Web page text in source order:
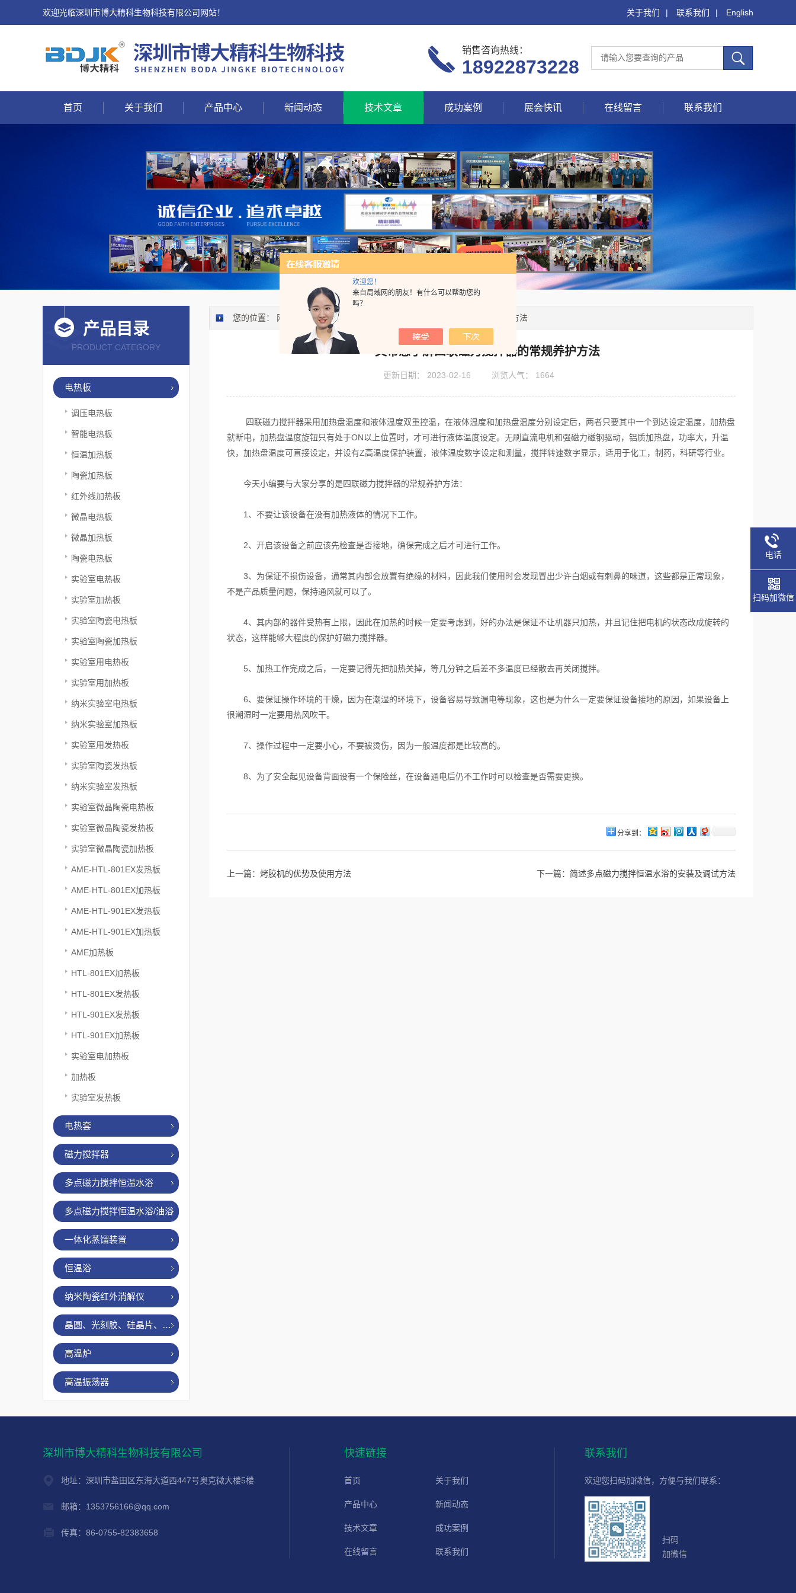
欢迎您！
来自局域网的朋友！有什么可以帮助您的
吗？
欢迎光临深圳市博大精科生物科技有限公司网站！ 关于我们 | 联系我们 | English
销售咨询热线：
18922873228
首页 关于我们 产品中心 新闻动态 技术文章 成功案例 展会快讯 在线留言 联系我们
产品目录
PRODUCT CATEGORY
电热板
调压电热板
智能电热板
恒温加热板
陶瓷加热板
红外线加热板
微晶电热板
微晶加热板
陶瓷电热板
实验室电热板
实验室加热板
实验室陶瓷电热板
实验室陶瓷加热板
实验室用电热板
实验室用加热板
纳米实验室电热板
纳米实验室加热板
实验室用发热板
实验室陶瓷发热板
纳米实验室发热板
实验室微晶陶瓷电热板
实验室微晶陶瓷发热板
实验室微晶陶瓷加热板
AME-HTL-801EX发热板
AME-HTL-801EX加热板
AME-HTL-901EX发热板
AME-HTL-901EX加热板
AME加热板
HTL-801EX加热板
HTL-801EX发热板
HTL-901EX发热板
HTL-901EX加热板
实验室电加热板
加热板
实验室发热板
电热套
磁力搅拌器
多点磁力搅拌恒温水浴
多点磁力搅拌恒温水浴/油浴
一体化蒸馏装置
恒温浴
纳米陶瓷红外消解仪
晶圆、光刻胶、硅晶片、烤胶机
高温炉
高温振荡器
您的位置： 网站首页 >技术文章 > 一文带您了解四联磁力搅拌器的常规养护方法
一文带您了解四联磁力搅拌器的常规养护方法
更新日期： 2023-02-16 浏览人气： 1664
四联磁力搅拌器采用加热盘温度和液体温度双重控温，在液体温度和加热盘温度分别设定后，两者只要其中一个到达设定温度，加热盘
就断电，加热盘温度旋钮只有处于ON以上位置时，才可进行液体温度设定。无刷直流电机和强磁力磁钢驱动，铝质加热盘，功率大，升温
快，加热盘温度可直接设定，并设有Z高温度保护装置，液体温度数字设定和测量，搅拌转速数字显示，适用于化工，制药，科研等行业。
今天小编要与大家分享的是四联磁力搅拌器的常规养护方法：
1、不要让该设备在没有加热液体的情况下工作。
2、开启该设备之前应该先检查是否接地，确保完成之后才可进行工作。
3、为保证不损伤设备，通常其内部会放置有绝缘的材料，因此我们使用时会发现冒出少许白烟或有刺鼻的味道，这些都是正常现象，
不是产品质量问题，保持通风就可以了。
4、其内部的器件受热有上限，因此在加热的时候一定要考虑到，好的办法是保证不让机器只加热，并且记住把电机的状态改成旋转的
状态，这样能够大程度的保护好磁力搅拌器。
5、加热工作完成之后，一定要记得先把加热关掉，等几分钟之后差不多温度已经散去再关闭搅拌。
6、要保证操作环境的干燥，因为在潮湿的环境下，设备容易导致漏电等现象，这也是为什么一定要保证设备接地的原因，如果设备上
很潮湿时一定要用热风吹干。
7、操作过程中一定要小心，不要被烫伤，因为一般温度都是比较高的。
8、为了安全起见设备背面设有一个保险丝，在设备通电后仍不工作时可以检查是否需要更换。
分享到：
上一篇： 烤胶机的优势及使用方法 下一篇： 简述多点磁力搅拌恒温水浴的安装及调试方法
深圳市博大精科生物科技有限公司
地址：深圳市盐田区东海大道西447号奥克微大楼5楼
邮箱：1353756166@qq.com
传真：86-0755-82383658
快速链接
首页 关于我们
产品中心 新闻动态
技术文章 成功案例
在线留言 联系我们
联系我们
欢迎您扫码加微信，方便与我们联系：
扫码
加微信
电话
扫码加微信